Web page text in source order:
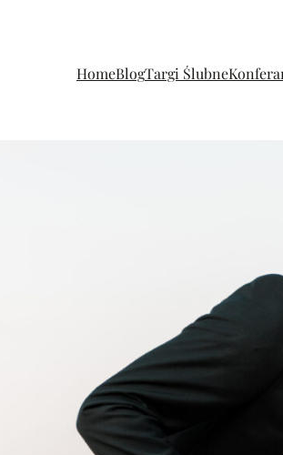
HomeBlogTargi Ślubne